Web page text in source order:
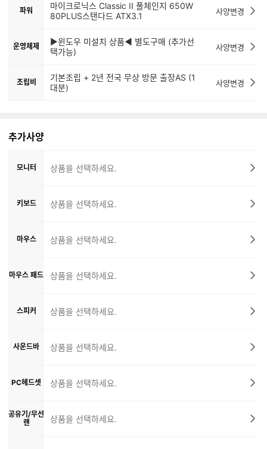
파워
마이크로닉스 Classic II 풀체인지 650W
80PLUS스탠다드 ATX3.1
사양변경
운영체제
▶윈도우 미설치 상품◀ 별도구매 (추가선
택가능)
사양변경
조립비
기본조립 + 2년 전국 무상 방문 출장AS (1
대분)
사양변경
추가사양
모니터 상품을 선택하세요.
키보드 상품을 선택하세요.
마우스 상품을 선택하세요.
마우스 패드 상품을 선택하세요.
스피커 상품을 선택하세요.
사운드바 상품을 선택하세요.
PC헤드셋 상품을 선택하세요.
공유기/무선
랜
상품을 선택하세요.